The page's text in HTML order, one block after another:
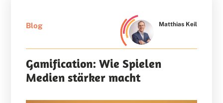
Blog Matthias Keil
Gamification: Wie Spielen
Medien stärker macht